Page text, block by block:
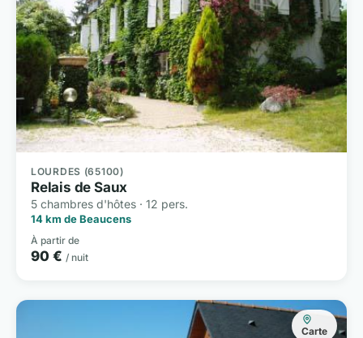
LOURDES (65100)
Relais de Saux
5 chambres d'hôtes · 12 pers.
14 km de Beaucens
À partir de
90 € / nuit
Carte